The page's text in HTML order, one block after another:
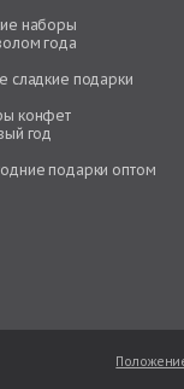
наборы
года
сладкие подарки
конфет
год
подарки оптом